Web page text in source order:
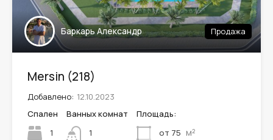
Баркарь Александр Продажа
Mersin (218)
Добавлено: 12.10.2023
Спален
1
Ванных комнат
1
Площадь:
от 75 м²